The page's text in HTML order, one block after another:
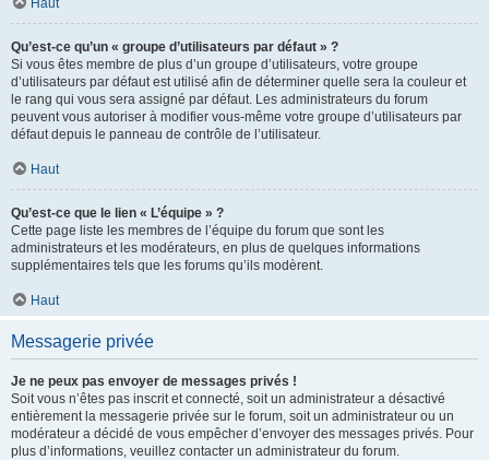
Haut
Qu’est-ce qu’un « groupe d’utilisateurs par défaut » ?
Si vous êtes membre de plus d’un groupe d’utilisateurs, votre groupe
d’utilisateurs par défaut est utilisé afin de déterminer quelle sera la couleur et
le rang qui vous sera assigné par défaut. Les administrateurs du forum
peuvent vous autoriser à modifier vous-même votre groupe d’utilisateurs par
défaut depuis le panneau de contrôle de l’utilisateur.
Haut
Qu’est-ce que le lien « L’équipe » ?
Cette page liste les membres de l’équipe du forum que sont les
administrateurs et les modérateurs, en plus de quelques informations
supplémentaires tels que les forums qu’ils modèrent.
Haut
Messagerie privée
Je ne peux pas envoyer de messages privés !
Soit vous n’êtes pas inscrit et connecté, soit un administrateur a désactivé
entièrement la messagerie privée sur le forum, soit un administrateur ou un
modérateur a décidé de vous empêcher d’envoyer des messages privés. Pour
plus d’informations, veuillez contacter un administrateur du forum.